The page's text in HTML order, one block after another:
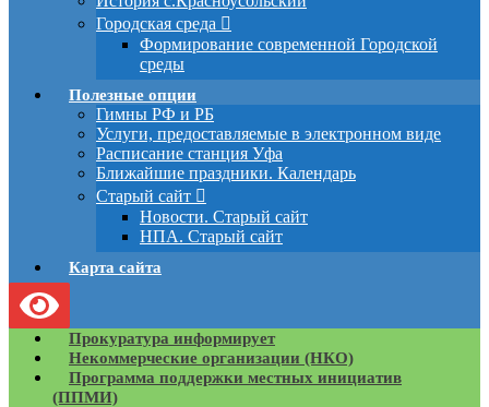
Городская среда
Формирование современной Городской
среды
Полезные опции
Гимны РФ и РБ
Услуги, предоставляемые в электронном виде
Расписание станция Уфа
Ближайшие праздники. Календарь
Старый сайт
Новости. Старый сайт
НПА. Старый сайт
Карта сайта
Прокуратура информирует
Некоммерческие организации (НКО)
Программа поддержки местных инициатив
(ППМИ)